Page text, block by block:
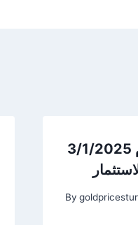
أسعار الذهب في ألمانيا اليوم 3/1/2025
By